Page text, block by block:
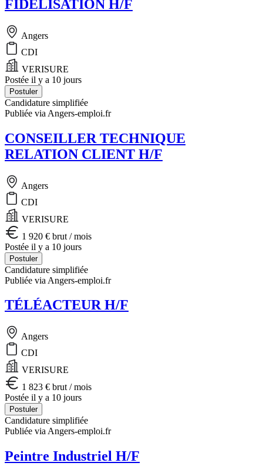
FIDÉLISATION H/F
Angers
CDI
VERISURE
Postée il y a 10 jours
Postuler
Candidature simplifiée
Publiée via Angers-emploi.fr
CONSEILLER TECHNIQUE
RELATION CLIENT H/F
Angers
CDI
VERISURE
1 920 € brut / mois
Postée il y a 10 jours
Postuler
Candidature simplifiée
Publiée via Angers-emploi.fr
TÉLÉACTEUR H/F
Angers
CDI
VERISURE
1 823 € brut / mois
Postée il y a 10 jours
Postuler
Candidature simplifiée
Publiée via Angers-emploi.fr
Peintre Industriel H/F